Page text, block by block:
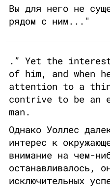
Вы для него не
рядом с ним..."
.” Yet the
of him, and when
attention to a
contrive to be an
man.
Однако Уоллес
интерес к
внимание на чем-
останавливалось,
исключительных